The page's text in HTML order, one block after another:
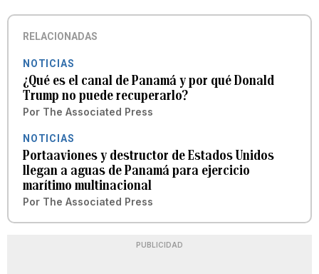
RELACIONADAS
NOTICIAS
¿Qué es el canal de Panamá y por qué Donald
Trump no puede recuperarlo?
Por The Associated Press
NOTICIAS
Portaaviones y destructor de Estados Unidos
llegan a aguas de Panamá para ejercicio
marítimo multinacional
Por The Associated Press
PUBLICIDAD